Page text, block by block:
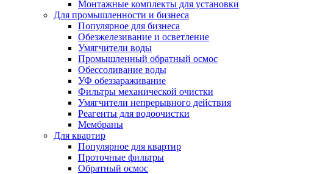
Монтажные комплекты для установки
Для промышленности и бизнеса
Популярное для бизнеса
Обезжелезивание и осветление
Умягчители воды
Промышленный обратный осмос
Обессоливание воды
УФ обеззараживание
Фильтры механической очистки
Умягчители непрерывного действия
Реагенты для водоочистки
Мембраны
Для квартир
Популярное для квартир
Проточные фильтры
Обратный осмос